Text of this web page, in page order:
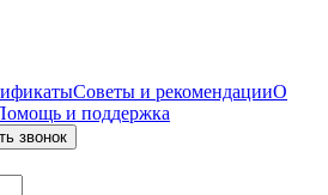
Советы и рекомендацииО
и поддержка
звонок